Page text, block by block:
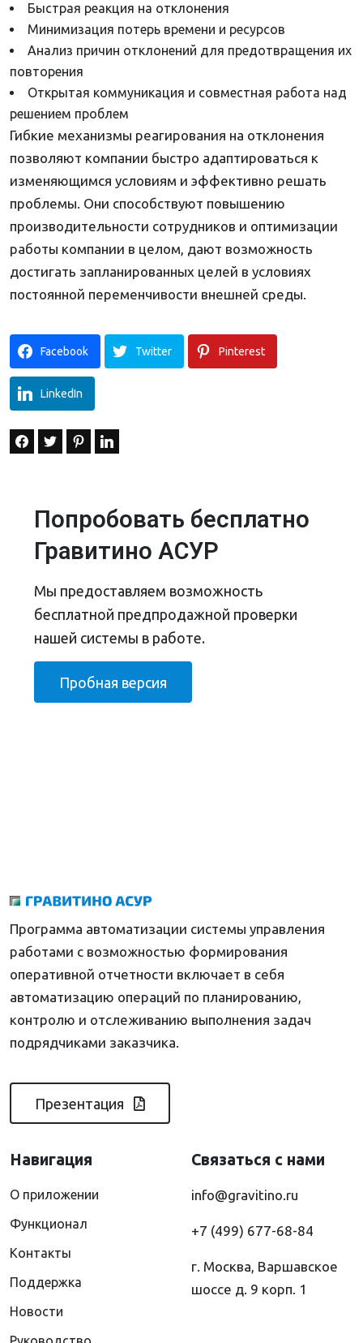
Быстрая реакция на отклонения
Минимизация потерь времени и ресурсов
Анализ причин отклонений для предотвращения их
повторения
Открытая коммуникация и совместная работа над
решением проблем
Гибкие механизмы реагирования на отклонения
позволяют компании быстро адаптироваться к
изменяющимся условиям и эффективно решать
проблемы. Они способствуют повышению
производительности сотрудников и оптимизации
работы компании в целом, дают возможность
достигать запланированных целей в условиях
постоянной переменчивости внешней среды.
Facebook Twitter Pinterest
LinkedIn
Попробовать бесплатно
Гравитино АСУР
Мы предоставляем возможность
бесплатной предпродажной проверки
нашей системы в работе.
Пробная версия
Программа автоматизации системы управления
работами с возможностью формирования
оперативной отчетности включает в себя
автоматизацию операций по планированию,
контролю и отслеживанию выполнения задач
подрядчиками заказчика.
Презентация
Навигация
О приложении
Функционал
Контакты
Поддержка
Новости
Связаться с нами
info@gravitino.ru
+7 (499) 677-68-84
г. Москва, Варшавское
шоссе д. 9 корп. 1